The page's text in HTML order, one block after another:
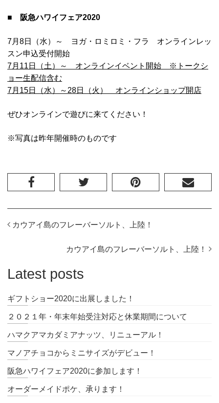
■ 阪急ハワイフェア2020
7月8日（水）～ ヨガ・ロミロミ・フラ オンラインレッ
スン申込受付開始
7月11日（土）～ オンラインイベント開始 ※トークシ
ョー生配信含む
7月15日（水）～28日（火） オンラインショップ開店
ぜひオンラインで遊びに来てください！
※写真は昨年開催時のものです
カウアイ島のフレーバーソルト、上陸！
カウアイ島のフレーバーソルト、上陸！
Latest posts
ギフトショー2020に出展しました！
２０２１年・年末年始受注対応と休業期間について
ハマクアマカダミアナッツ、リニューアル！
マノアチョコからミニサイズがデビュー！
阪急ハワイフェア2020に参加します！
オーダーメイドポケ、承ります！